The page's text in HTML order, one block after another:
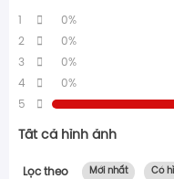
1
0%
2
0%
3
0%
4
0%
5
Tất cả hình ảnh
Lọc theo Mới nhất Có